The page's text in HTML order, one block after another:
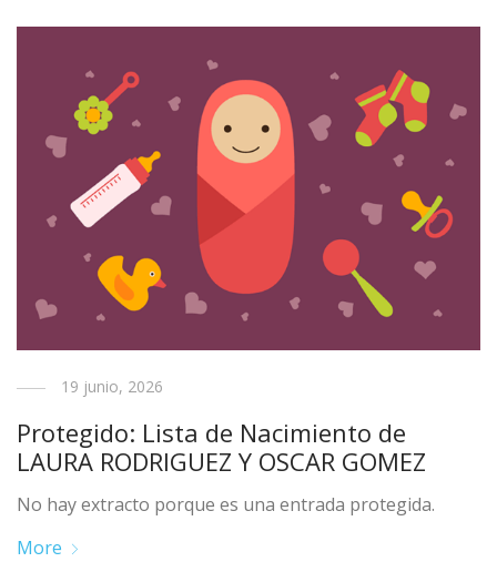
19 junio, 2026
Protegido: Lista de Nacimiento de
LAURA RODRIGUEZ Y OSCAR GOMEZ
No hay extracto porque es una entrada protegida.
More